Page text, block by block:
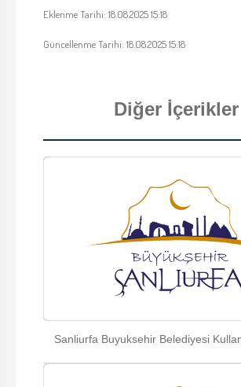
Eklenme Tarihi: 18.08.2025 15:18
Güncellenme Tarihi: 18.08.2025 15:18
Diğer İçerikler
Sanliurfa Buyuksehir Belediyesi